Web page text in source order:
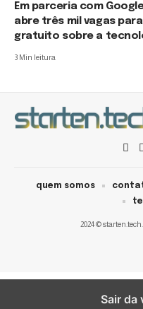
Em parceria com Google
abre três mil vagas
gratuito sobre a
3 Min leitura
2024 ©
quem somos
Sair da